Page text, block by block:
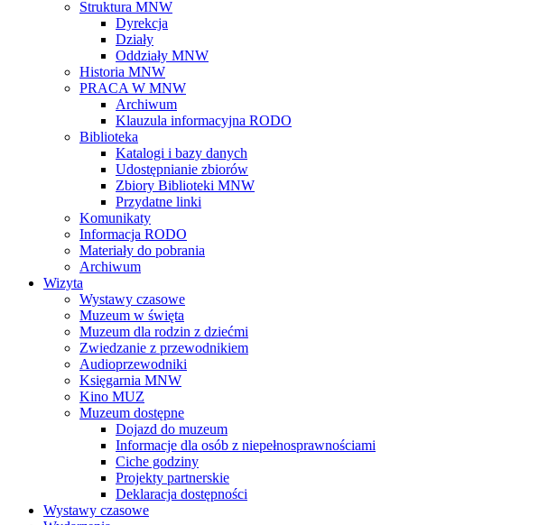
Struktura MNW
Dyrekcja
Działy
Oddziały MNW
Historia MNW
PRACA W MNW
Archiwum
Klauzula informacyjna RODO
Biblioteka
Katalogi i bazy danych
Udostępnianie zbiorów
Zbiory Biblioteki MNW
Przydatne linki
Komunikaty
Informacja RODO
Materiały do pobrania
Archiwum
Wizyta
Wystawy czasowe
Muzeum w święta
Muzeum dla rodzin z dziećmi
Zwiedzanie z przewodnikiem
Audioprzewodniki
Księgarnia MNW
Kino MUZ
Muzeum dostępne
Dojazd do muzeum
Informacje dla osób z niepełnosprawnościami
Ciche godziny
Projekty partnerskie
Deklaracja dostępności
Wystawy czasowe